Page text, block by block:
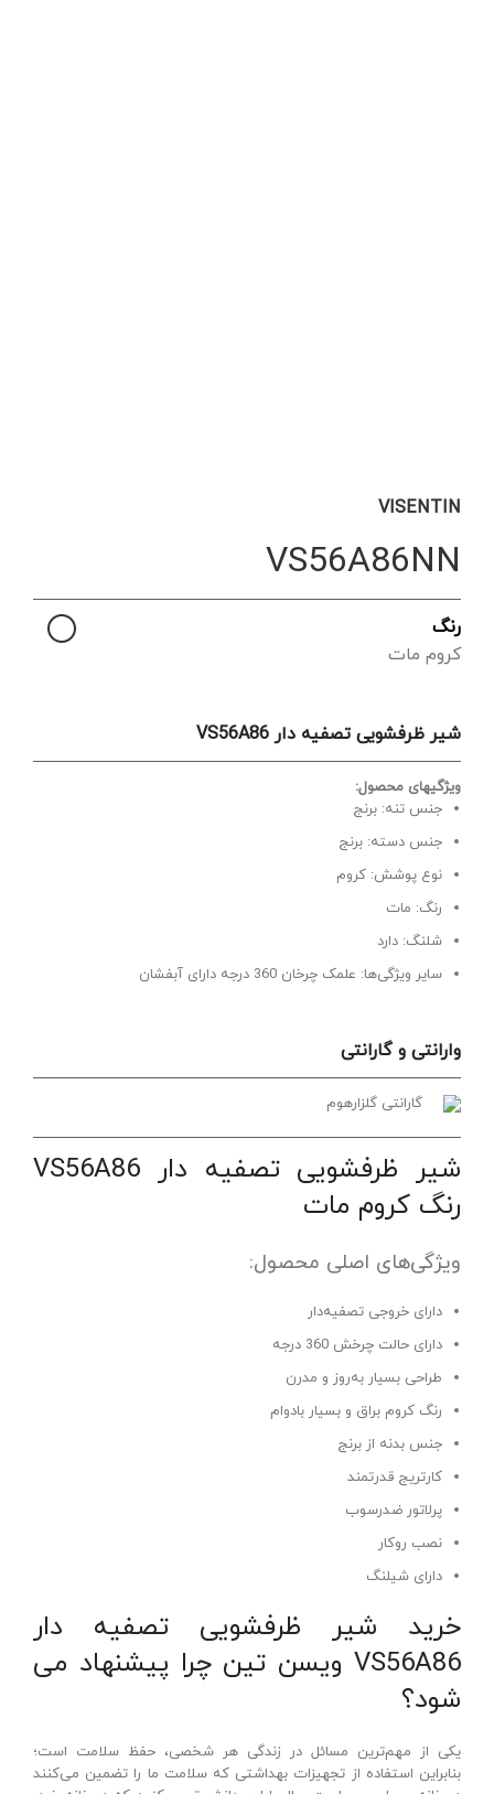
VISENTIN
VS56A86NN
رنگ
کروم مات
شیر ظرفشویی تصفیه‌ دار VS56A86
ویژگیهای محصول:
جنس تنه: برنج
جنس دسته: برنج
نوع پوشش: کروم
رنگ: مات
شلنگ: دارد
سایر ویژگی‌ها: علمک چرخان 360 درجه دارای آبفشان
وارانتی و گارانتی
گارانتی گلزارهوم
شیر ظرفشویی تصفیه‌ دار VS56A86
رنگ کروم مات
ویژگی‌های اصلی محصول:
دارای خروجی تصفیه‌دار
دارای حالت چرخش 360 درجه
طراحی بسیار به‌روز و مدرن
رنگ کروم براق و بسیار بادوام
جنس بدنه از برنج
کارتریج قدرتمند
پرلاتور ضدرسوب
نصب روکار
دارای شیلنگ
خرید شیر ظرفشویی تصفیه‌ دار
VS56A86 ویسن‌ تین چرا پیشنهاد می‌
شود؟
یکی از مهم‌ترین مسائل در زندگی هر شخصی، حفظ سلامت است؛
بنابراین استفاده از تجهیزات بهداشتی که سلامت ما را تضمین می‌کنند